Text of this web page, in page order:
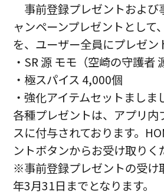
事前登録プレゼントおよび
ャンペーンプレゼントとして
を、ユーザー全員にプレゼン
・SR 源 モモ（空崎の守護者
・極スパイス 4,000個
・強化アイテムセットましま
各種プレゼントは、アプリ内
スに付与されております。
ントボタンからお受け取りく
※事前登録プレゼントの受け
年3月31日までとなります。